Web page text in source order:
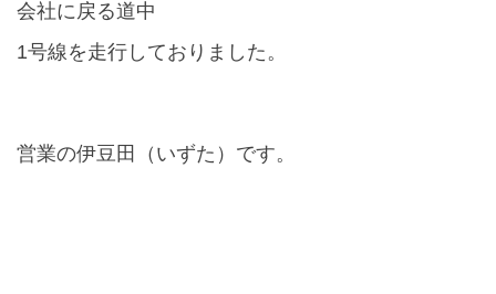
会社に戻る道中
1号線を走行しておりました。
営業の伊豆田（いずた）です。